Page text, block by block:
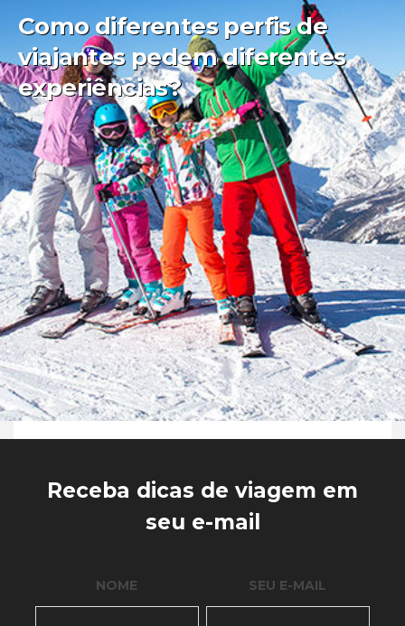
Como diferentes perfis de
viajantes pedem diferentes
experiências?
Receba dicas de viagem em
seu e-mail
NOME SEU E-MAIL